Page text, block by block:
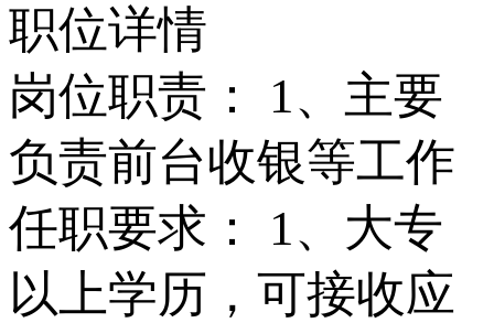
职位详情
岗位职责： 1、主要
负责前台收银等工作
任职要求： 1、大专
以上学历，可接收应